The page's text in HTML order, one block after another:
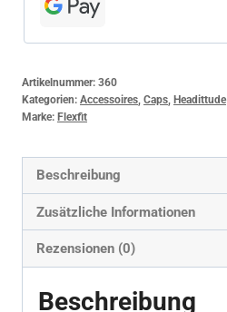
Artikelnummer: 360
Kategorien: Accessoires Caps Headittude
Marke: Flexfit
Beschreibung
Zusätzliche Informationen
Rezensionen (0)
Beschreibung